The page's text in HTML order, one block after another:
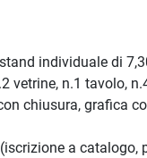
individuale di
vetrine, n.1 tavolo,
chiusura, grafica
a catalogo,